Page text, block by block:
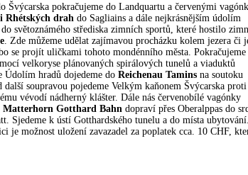
Švýcarska pokračujeme do Landquartu a červenými
Rhétských drah do Sagliains a dále nejkrásnějším údolím
světoznámého střediska zimních sportů, které hostilo
. Zde můžeme udělat zajímavou procházku kolem jezera či
se projít uličkami tohoto mondénního města. Pokračujeme
velkoryse plánovaných spirálových tunelů a viaduktů
Údolím hradů dojedeme do Reichenau Tamins na soutoku
soupravou pojedeme Velkým kaňonem Švýcarska proti
vévodí nádherný klášter. Dále nás červenobílé vagónky
Matterhorn Gotthard Bahn dopraví přes Oberalppas do
Sjedeme k ústí Gotthardského tunelu a do místa ubytování.
je možnost uložení zavazadel za poplatek cca. 10 CHF,